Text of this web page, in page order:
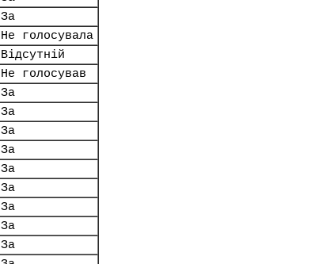
За
Не голосувала
Відсутній
Не голосував
За
За
За
За
За
За
За
За
За